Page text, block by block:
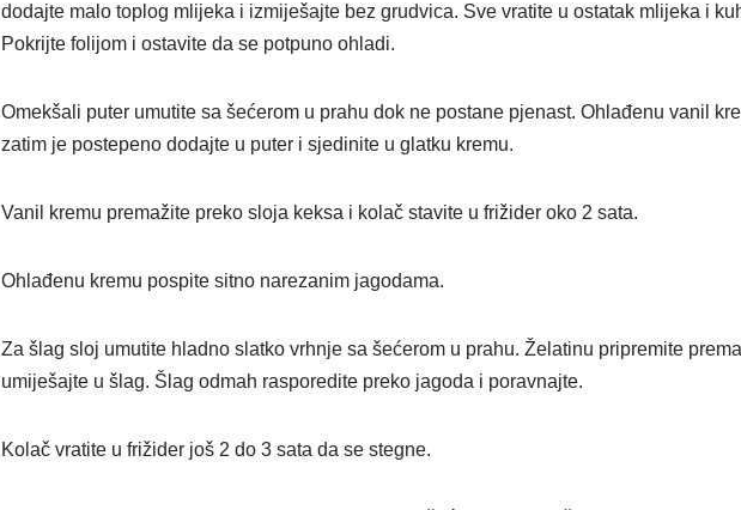
dodajte malo toplog mlijeka i izmiješajte bez grudvica. Sve vratite u ostatak mlijeka i
Pokrijte folijom i ostavite da se potpuno ohladi.
Omekšali puter umutite sa šećerom u prahu dok ne postane pjenast. Ohlađenu vanil
zatim je postepeno dodajte u puter i sjedinite u glatku kremu.
Vanil kremu premažite preko sloja keksa i kolač stavite u frižider oko 2 sata.
Ohlađenu kremu pospite sitno narezanim jagodama.
Za šlag sloj umutite hladno slatko vrhnje sa šećerom u prahu. Želatinu pripremite
umiješajte u šlag. Šlag odmah rasporedite preko jagoda i poravnajte.
Kolač vratite u frižider još 2 do 3 sata da se stegne.